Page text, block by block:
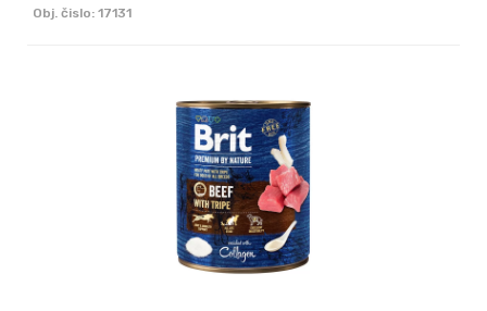
Obj. čislo: 17131